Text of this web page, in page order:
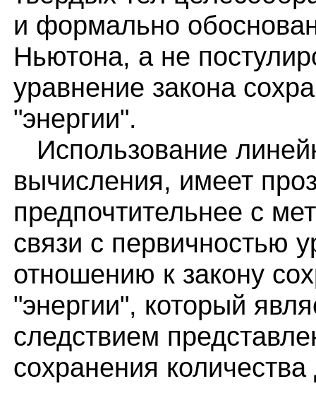
и формально
Ньютона, а не
уравнение закона
"энергии".
Использование
вычисления, имеет
предпочтительнее с
связи с первичностью
отношению к закону
"энергии", который
следствием
сохранения